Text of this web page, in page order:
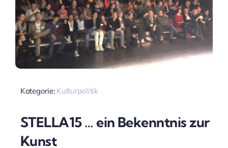
Kategorie: Kulturpolitik
STELLA15 … ein Bekenntnis zur
Kunst